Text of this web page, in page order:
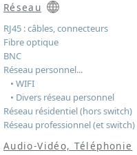
Réseau
RJ45 : câbles, connecteurs
Fibre optique
BNC
Réseau personnel...
• WIFI
• Divers réseau personnel
Réseau résidentiel (hors switch)
Réseau professionnel (et switch)
Audio-Vidéo, Téléphonie